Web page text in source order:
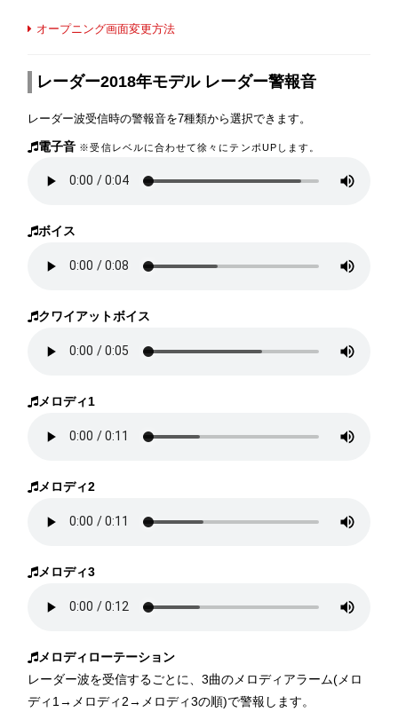
オープニング画面変更方法
レーダー2018年モデル レーダー警報音
レーダー波受信時の警報音を7種類から選択できます。
電子音 ※受信レベルに合わせて徐々にテンポUPします。
ボイス
クワイアットボイス
メロディ1
メロディ2
メロディ3
メロディローテーション
レーダー波を受信するごとに、3曲のメロディアラーム(メロ
ディ1→メロディ2→メロディ3の順)で警報します。